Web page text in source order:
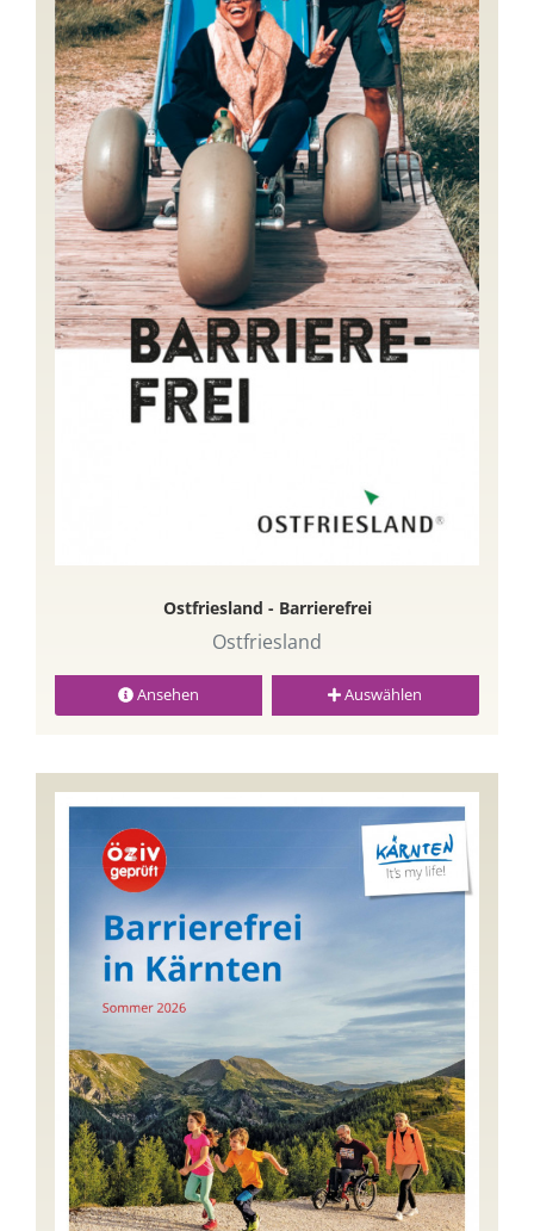
Ostfriesland - Barrierefrei
Ostfriesland
Ansehen Auswählen